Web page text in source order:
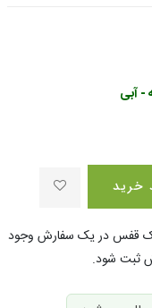
- آبی
خرید
یک قفس در یک سفارش وجود
ثبت شود.